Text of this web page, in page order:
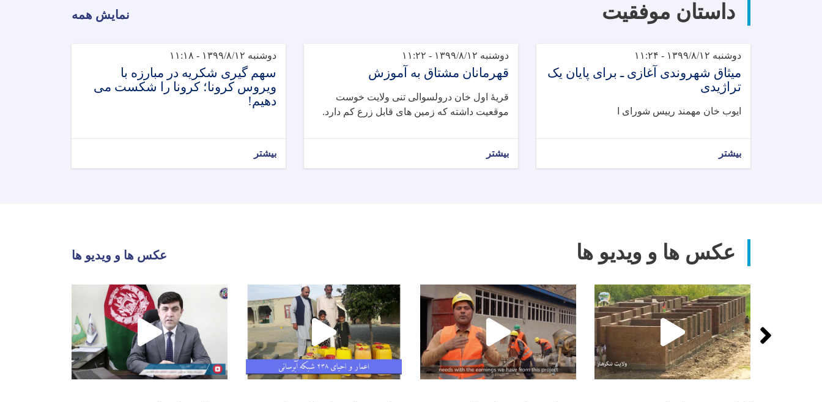
داستان موفقیت نمایش همه
دوشنبه ۱۳۹۹/۸/۱۲ - ۱۱:۲۴
میثاق شهروندی آغازی ـ برای پایان یک
تراژیدی
ایوب خان مهمند رییس شورای ا
بیشتر
دوشنبه ۱۳۹۹/۸/۱۲ - ۱۱:۲۲
قهرمانان مشتاق به آموزش
قریۀ اول خان درولسوالی تنی ولایت خوست
موقعیت داشته که زمین های قابل زرع کم دارد.
بیشتر
دوشنبه ۱۳۹۹/۸/۱۲ - ۱۱:۱۸
سهم گیری شکریه در مبارزه با
ویروس کرونا؛ کرونا را شکست می
دهیم!
بیشتر
عکس ها و ویدیو ها عکس ها و ویدیو ها